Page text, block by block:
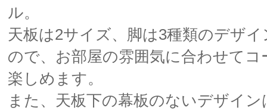
ル。
天板は2サイズ、脚は3種類のデザ
ので、お部屋の雰囲気に合わせて
楽しめます。
また、天板下の幕板のないデザイ